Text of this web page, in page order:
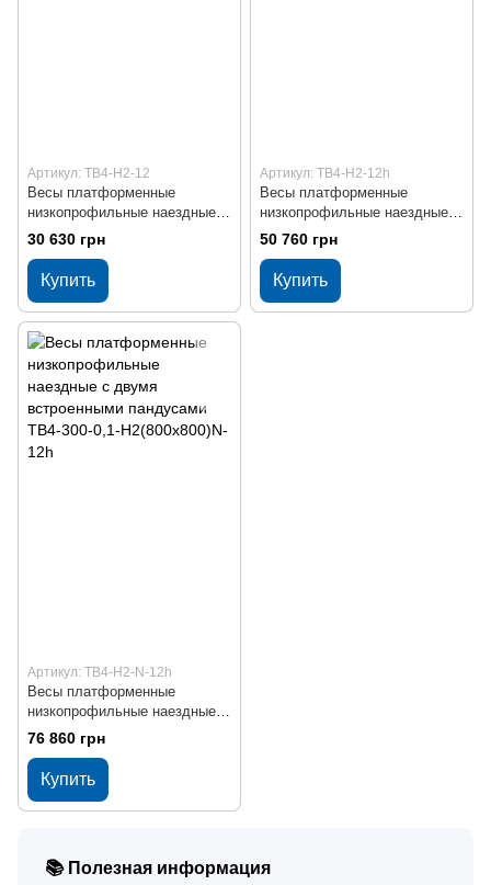
Артикул: ТВ4-Н2-12
Весы платформенные
низкопрофильные наездные с
двумя встроенными
пандусами ТВ4-300-0,1-
Н2(800х800)-12
30 630 грн
Купить
Артикул: ТВ4-Н2-12h
Весы платформенные
низкопрофильные наездные с
двумя встроенными
пандусами ТВ4-300-0,1-
Н2(800х800)-12h
50 760 грн
Купить
Артикул: ТВ4-Н2-N-12h
Весы платформенные
низкопрофильные наездные с
двумя встроенными
пандусами ТВ4-300-0,1-
Н2(800х800)N-12h
76 860 грн
Купить
📚 Полезная информация